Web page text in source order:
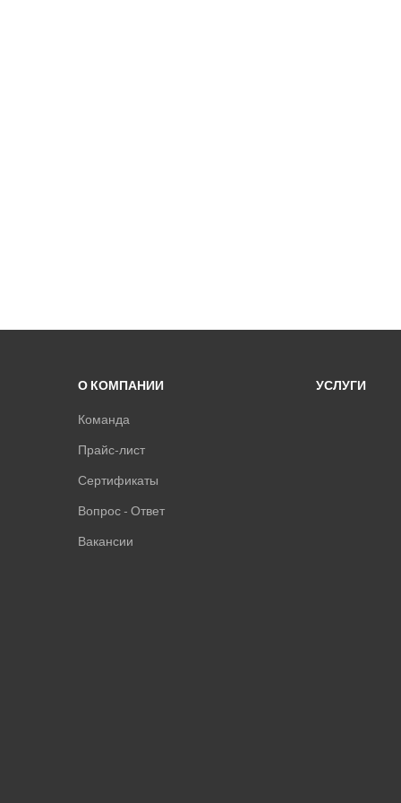
О КОМПАНИИ
Команда
Прайс-лист
Сертификаты
Вопрос - Ответ
Вакансии
УСЛУГИ